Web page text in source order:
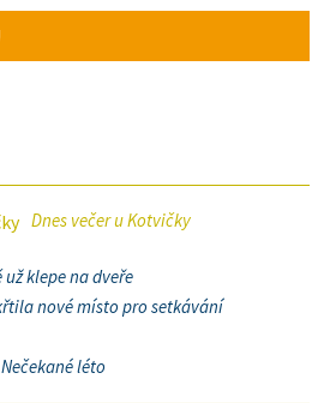
Dnes večer u Kotvičky
klepe na dveře
nové místo pro setkávání
léto